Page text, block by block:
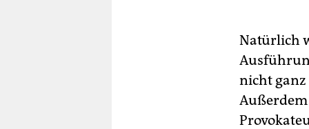
Natürlich
nicht ganz